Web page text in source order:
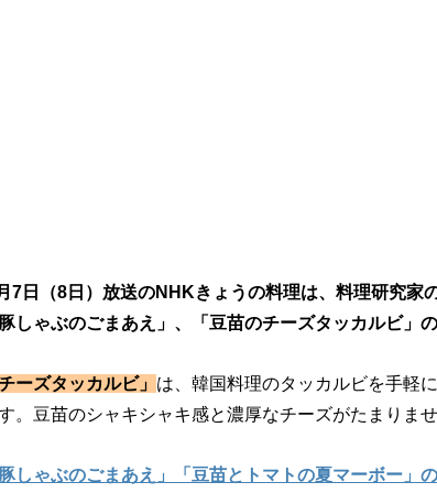
7日（8日）放送のNHKきょうの料理は、料理研究家
豚しゃぶのごまあえ」、「豆苗のチーズタッカルビ」
ーズタッカルビ」 は、韓国料理のタッカルビを手軽
。豆苗のシャキシャキ感と濃厚なチーズがたまりませ
豚しゃぶのごまあえ」「豆苗とトマトの夏マーボー」